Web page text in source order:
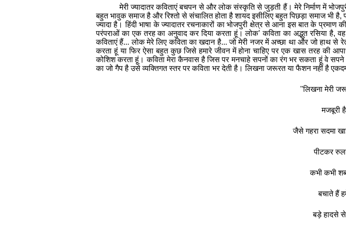
मेरी ज्यादातर कविताएं बचपन से और लोक संस्कृति से जुड़ती हैं। मेरे निर्माण में
बहुत भावुक समाज है और रिश्तो से संचालित होता है शायद इसीलिए बहुत पिछड़ा समाज भी है,
ज्यादा है। हिंदी भाषा के ज्यादातर रचनाकारों का भोजपुरी क्षेत्र से आना इस बात के प्रमाण की
परंपराओं का एक तरह का अनुवाद कर दिया करता हूं। लोक’कविता का अद्भुत रसिया है,वह
कविताएं हैं...लोक मेरे लिए कविता का खदान है...जो मेरी नजर में अच्छा था और जो हाथ से
करता हूं या फिर ऐसा बहुत कुछ जिसे हमारे जीवन में होना चाहिए पर एक खास तरह की
कोशिश करता हूं। कविता मेरा कैनवास है जिस पर मनचाहे सपनों का रंग भर सकता हूं वे सपने
का जो गैप है उसे व्यक्तिगत स्तर पर कविता भर देती है। लिखना जरूरत या फैशन नहीं है
''लिखना मेरी
मजबूरी है
जैसे गहरा सदमा
पीटकर
कभी कभी
बचाते हैं
बड़े हादसे